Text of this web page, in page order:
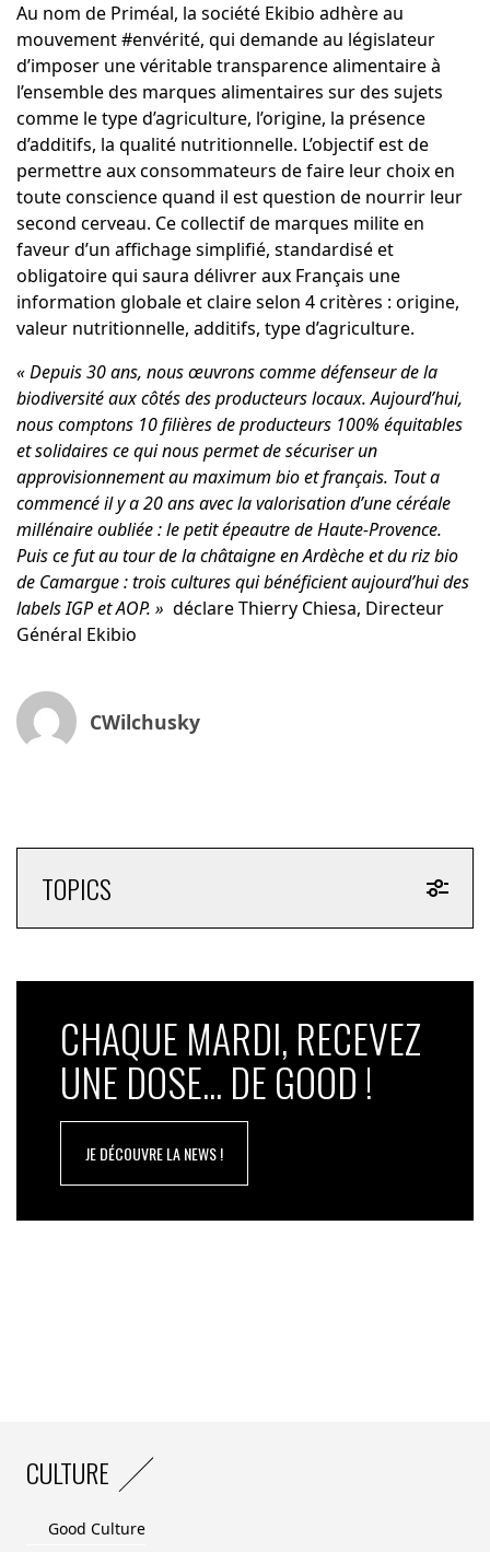
Au nom de Priméal, la société Ekibio adhère au
mouvement #envérité, qui demande au législateur
d’imposer une véritable transparence alimentaire à
l’ensemble des marques alimentaires sur des sujets
comme le type d’agriculture, l’origine, la présence
d’additifs, la qualité nutritionnelle. L’objectif est de
permettre aux consommateurs de faire leur choix en
toute conscience quand il est question de nourrir leur
second cerveau. Ce collectif de marques milite en
faveur d’un affichage simplifié, standardisé et
obligatoire qui saura délivrer aux Français une
information globale et claire selon 4 critères : origine,
valeur nutritionnelle, additifs, type d’agriculture.
« Depuis 30 ans, nous œuvrons comme défenseur de la
biodiversité aux côtés des producteurs locaux. Aujourd’hui,
nous comptons 10 filières de producteurs 100% équitables
et solidaires ce qui nous permet de sécuriser un
approvisionnement au maximum bio et français. Tout a
commencé il y a 20 ans avec la valorisation d’une céréale
millénaire oubliée : le petit épeautre de Haute-Provence.
Puis ce fut au tour de la châtaigne en Ardèche et du riz bio
de Camargue : trois cultures qui bénéficient aujourd’hui des
labels IGP et AOP. » déclareThierry Chiesa, Directeur
Général Ekibio
CWilchusky
TOPICS
CHAQUE MARDI, RECEVEZ
UNE DOSE... DE GOOD !
JE DÉCOUVRE LA NEWS !
CULTURE
Good Culture